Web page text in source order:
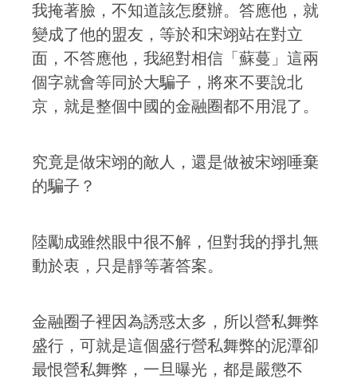
我掩著臉，不知道該怎麼辦。答應他，就
變成了他的盟友，等於和宋翊站在對立
面，不答應他，我絕對相信「蘇蔓」這兩
個字就會等同於大騙子，將來不要說北
京，就是整個中國的金融圈都不用混了。
究竟是做宋翊的敵人，還是做被宋翊唾棄
的騙子？
陸勵成雖然眼中很不解，但對我的掙扎無
動於衷，只是靜等著答案。
金融圈子裡因為誘惑太多，所以營私舞弊
盛行，可就是這個盛行營私舞弊的泥潭卻
最恨營私舞弊，一旦曝光，都是嚴懲不